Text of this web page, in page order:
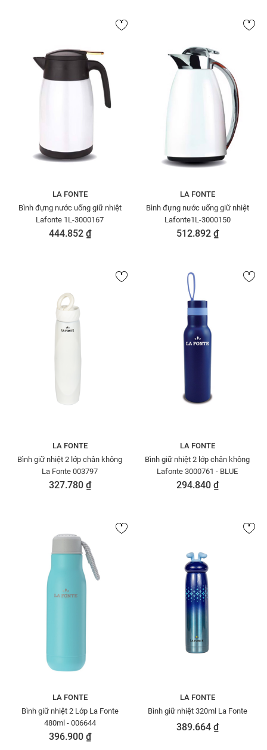
LA FONTE
Bình đựng nước uống giữ nhiệt
Lafonte 1L-3000167
444.852 ₫
LA FONTE
Bình đựng nước uống giữ nhiệt
Lafonte1L-3000150
512.892 ₫
LA FONTE
Bình giữ nhiệt 2 lớp chân không
La Fonte 003797
327.780 ₫
LA FONTE
Bình giữ nhiệt 2 lớp chân không
Lafonte 3000761 - BLUE
294.840 ₫
LA FONTE
Bình giữ nhiệt 2 Lớp La Fonte
480ml - 006644
396.900 ₫
LA FONTE
Bình giữ nhiệt 320ml La Fonte
389.664 ₫